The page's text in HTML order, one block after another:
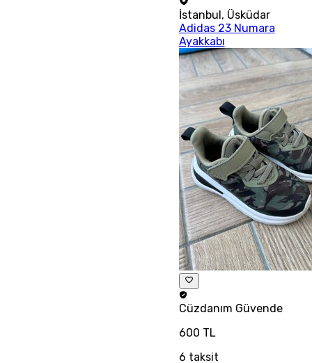
İstanbul, Üsküdar
Adidas 23 Numara
Ayakkabı
Cüzdanım Güvende
600 TL
6 taksit